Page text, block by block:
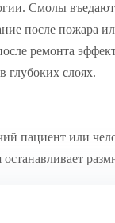
Смолы
после пожара
ремонта
глубоких слоях.
пациент или